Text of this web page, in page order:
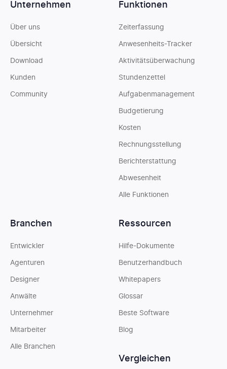
Funktionen
Zeiterfassung
Anwesenheits-Tracker
Aktivitätsüberwachung
Stundenzettel
Aufgabenmanagement
Budgetierung
Kosten
Rechnungsstellung
Berichterstattung
Abwesenheit
Alle Funktionen
Branchen
Entwickler
Agenturen
Designer
Anwälte
Unternehmer
Mitarbeiter
Alle Branchen
Ressourcen
Hilfe-Dokumente
Benutzerhandbuch
Whitepapers
Glossar
Beste Software
Blog
Vergleichen
Unternehmen
Über uns
Übersicht
Download
Kunden
Community